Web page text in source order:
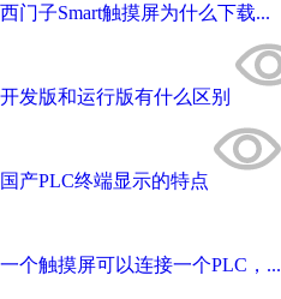
西门子Smart触摸屏为什么下载...
开发版和运行版有什么区别
国产PLC终端显示的特点
一个触摸屏可以连接一个PLC，...